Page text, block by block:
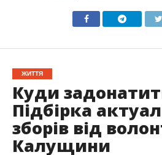
ЖИТТЯ
Куди
Підбірка
зборів від
Калущини